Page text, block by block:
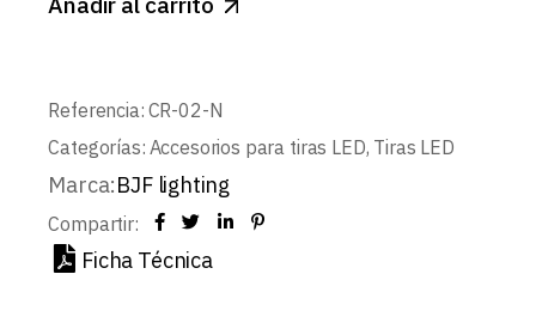
Referencia: CR-02-N
Categorías: Accesorios para tiras LED, Tiras LED
Marca:BJF lighting
Compartir:
Ficha Técnica